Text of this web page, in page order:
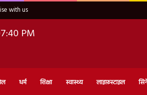
with us
PM
धर्म शिक्षा स्वास्थ्य लाइफ़स्टाइल